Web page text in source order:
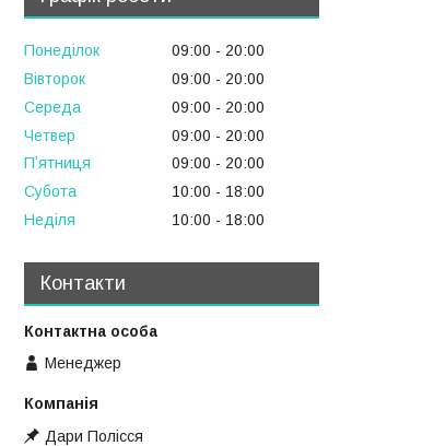
Понеділок 09:00
20:00
Вівторок
09:00
20:00
Середа
09:00
20:00
Четвер
09:00
20:00
Пʼятниця
09:00
20:00
Субота
10:00
18:00
Неділя
10:00 18:00
Контакти
Менеджер
Дари Полісся